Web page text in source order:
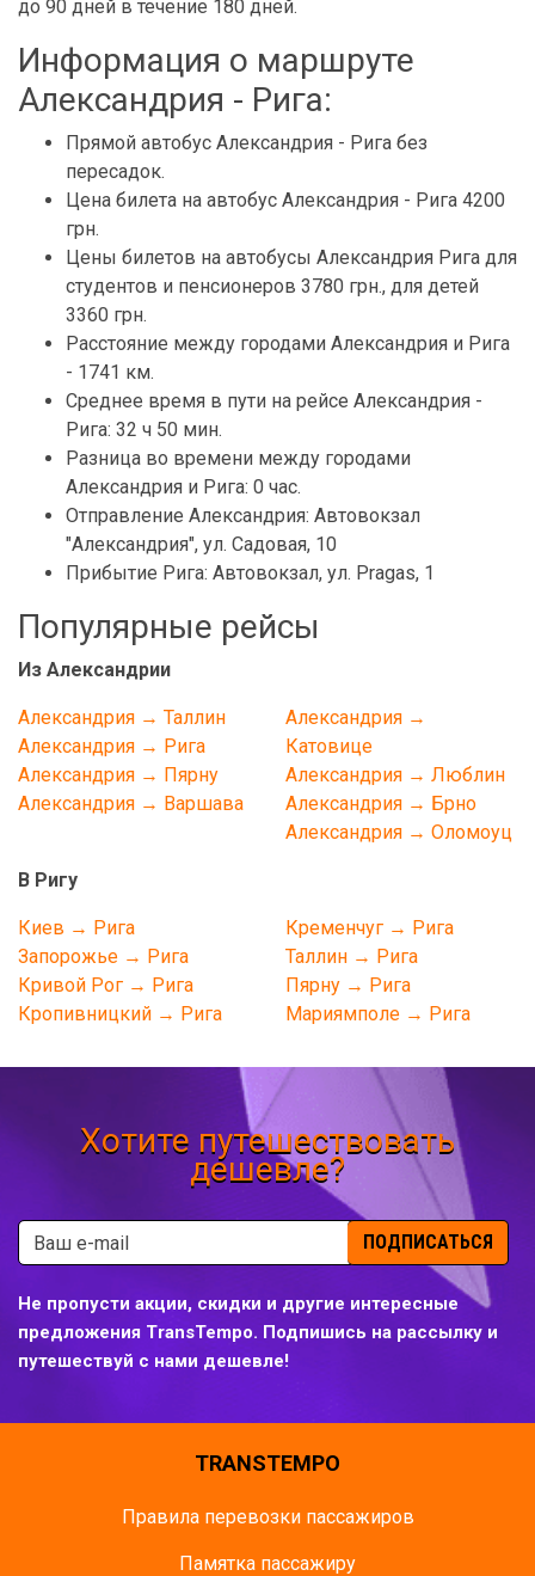
до 90 дней в течение 180 дней.
Информация о маршруте
Александрия - Рига:
Прямой автобус Александрия - Рига без
пересадок.
Цена билета на автобус Александрия - Рига 4200
грн.
Цены билетов на автобусы Александрия Рига для
студентов и пенсионеров 3780 грн., для детей
3360 грн.
Расстояние между городами Александрия и Рига
- 1741 км.
Среднее время в пути на рейсе Александрия -
Рига: 32 ч 50 мин.
Разница во времени между городами
Александрия и Рига: 0 час.
Отправление Александрия: Автовокзал
"Александрия", ул. Садовая, 10
Прибытие Рига: Автовокзал, ул. Pragas, 1
Популярные рейсы
Из Александрии
Александрия → Таллин
Александрия → Рига
Александрия → Пярну
Александрия → Варшава
Александрия →
Катовице
Александрия → Люблин
Александрия → Брно
Александрия → Оломоуц
В Ригу
Киев → Рига
Запорожье → Рига
Кривой Рог → Рига
Кропивницкий → Рига
Кременчуг → Рига
Таллин → Рига
Пярну → Рига
Мариямполе → Рига
Хотите путешествовать
дешевле?
ПОДПИСАТЬСЯ
Не пропусти акции, скидки и другие интересные
предложения TransTempo. Подпишись на рассылку и
путешествуй с нами дешевле!
TRANSTEMPO
Правила перевозки пассажиров
Памятка пасcажиру